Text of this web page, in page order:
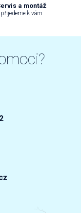
a montáž
přijedeme k vám